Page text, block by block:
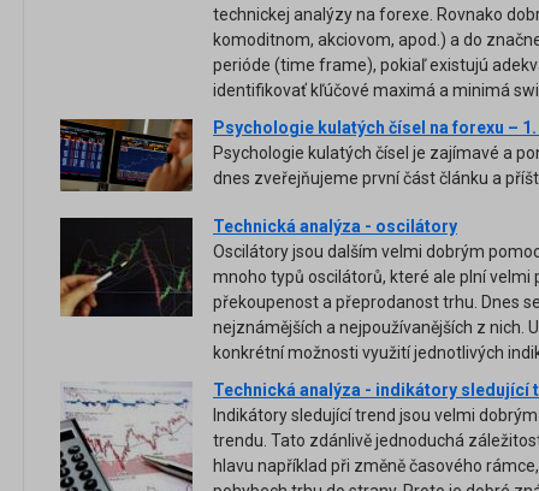
technickej analýzy na forexe. Rovnako
komoditnom, akciovom, apod.) a do
perióde (time frame), pokiaľ existujú
identifikovať kľúčové maximá a minimá
Psychologie kulatých čísel na forexu –
Psychologie kulatých čísel je zajímavé a
dnes zveřejňujeme první část článku a
Technická analýza - oscilátory
Oscilátory jsou dalším velmi dobrým
mnoho typů oscilátorů, které ale plní velmi
překoupenost a přeprodanost trhu. Dnes
nejznámějších a nejpoužívanějších z nich.
konkrétní možnosti využití jednotlivých
Technická analýza - indikátory sledující
Indikátory sledující trend jsou velmi
trendu. Tato zdánlivě jednoduchá
hlavu například při změně časového